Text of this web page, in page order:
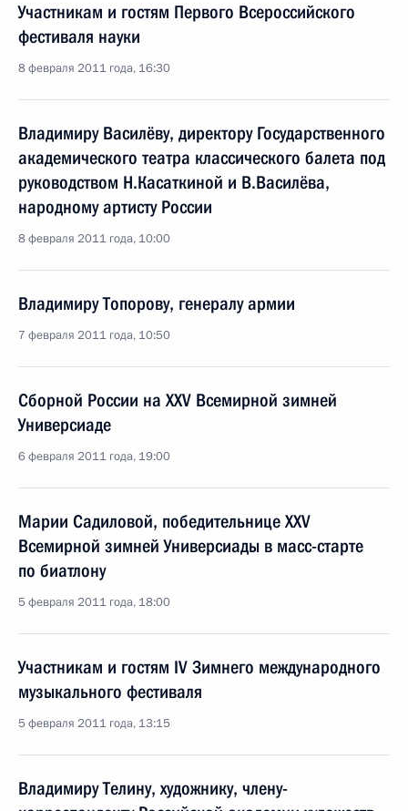
Участникам и гостям Первого Всероссийского
фестиваля науки
8 февраля 2011 года, 16:30
Владимиру Василёву, директору Государственного
академического театра классического балета под
руководством Н.Касаткиной и В.Василёва,
народному артисту России
8 февраля 2011 года, 10:00
Владимиру Топорову, генералу армии
7 февраля 2011 года, 10:50
Сборной России на XXV Всемирной зимней
Универсиаде
6 февраля 2011 года, 19:00
Марии Садиловой, победительнице XXV
Всемирной зимней Универсиады в масс-старте
по биатлону
5 февраля 2011 года, 18:00
Участникам и гостям IV Зимнего международного
музыкального фестиваля
5 февраля 2011 года, 13:15
Владимиру Телину, художнику, члену-